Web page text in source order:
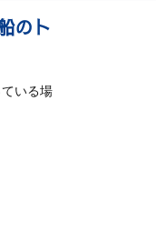
のト
いる場